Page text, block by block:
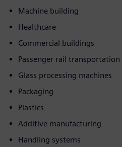
Machine building
Healthcare
Commercial buildings
Passenger rail transportation
Glass processing machines
Packaging
Plastics
Additive manufacturing
Handling systems